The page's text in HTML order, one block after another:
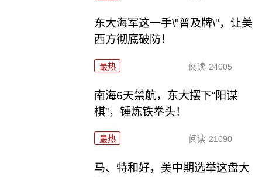
东大海军这一手\"普及牌\"，让美
西方彻底破防！
最热 阅读 24005
南海6天禁航，东大摆下“阳谋
棋”，锤炼铁拳头！
最热 阅读 21090
马、特和好，美中期选举这盘大